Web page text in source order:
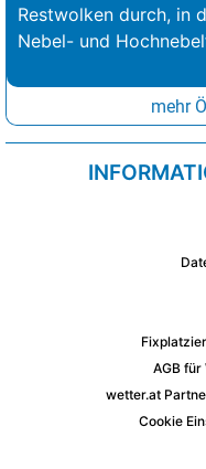
Restwolken durch, in
Nebel- und
mehr
AGB
wetter.at
Cookie